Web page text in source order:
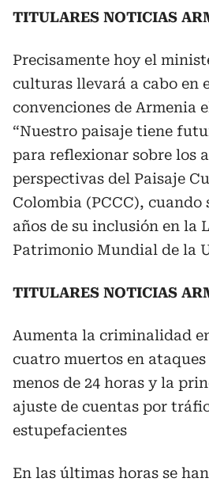
TITULARES NOTICIAS
Precisamente hoy el
culturas llevará a cabo en
convenciones de Armenia
“Nuestro paisaje tiene
para reflexionar sobre los
perspectivas del Paisaje
Colombia (PCCC), cuando
años de su inclusión en la
Patrimonio Mundial de la
TITULARES NOTICIAS
Aumenta la criminalidad
cuatro muertos en
menos de 24 horas y la
ajuste de cuentas por
estupefacientes
En las últimas horas se